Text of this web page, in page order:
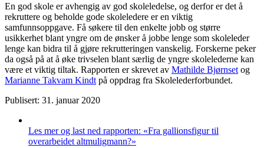
En god skole er avhengig av god skoleledelse, og derfor er det å
rekruttere og beholde gode skoleledere er en viktig
samfunnsoppgave. Få søkere til den enkelte jobb og større
usikkerhet blant yngre om de ønsker å jobbe lenge som skoleleder
lenge kan bidra til å gjøre rekrutteringen vanskelig. Forskerne peker
da også på at å øke trivselen blant særlig de yngre skolelederne kan
være et viktig tiltak. Rapporten er skrevet av Mathilde Bjørnset og
Marianne Takvam Kindt på oppdrag fra Skolelederforbundet.
Publisert: 31. januar 2020
Les mer og last ned rapporten: «Fra gallionsfigur til
overarbeidet altmuligmann?»